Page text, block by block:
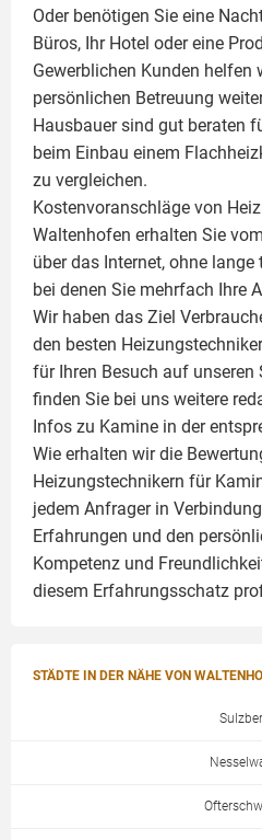
Oder benötigen Sie eine
Büros, Ihr Hotel oder eine
Gewerblichen Kunden helfen
persönlichen Betreuung
Hausbauer sind gut beraten
beim Einbau einem
zu vergleichen.
Kostenvoranschläge von
Waltenhofen erhalten Sie
über das Internet, ohne
bei denen Sie mehrfach Ihre
Wir haben das Ziel
den besten
für Ihren Besuch auf unseren
finden Sie bei uns weitere
Infos zu Kamine in der
Wie erhalten wir die
Heizungstechnikern für
jedem Anfrager in
Erfahrungen und den
Kompetenz und
diesem Erfahrungsschatz
STÄDTE IN DER NÄHE VON